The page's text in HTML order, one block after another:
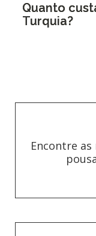
Quanto
Turquia?
Encontre